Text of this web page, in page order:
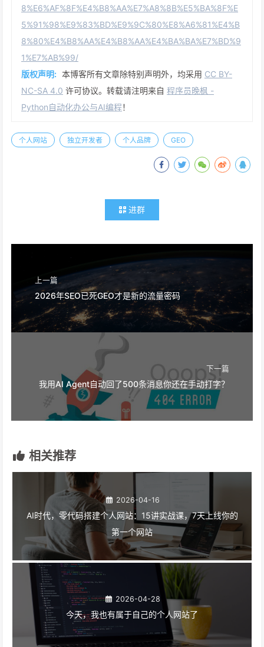
8%E6%AF%8F%E4%B8%AA%E7%A8%8B%E5%BA%8F%E
5%91%98%E9%83%BD%E9%9C%80%E8%A6%81%E4%B
8%80%E4%B8%AA%E4%B8%AA%E4%BA%BA%E7%BD%9
1%E7%AB%99/
版权声明: 本博客所有文章除特别声明外，均采用 CC BY-
NC-SA 4.0 许可协议。转载请注明来自 程序员晚枫 -
Python自动化办公与AI编程！
个人网站 独立开发者 个人品牌 GEO
进群
上一篇
2026年SEO已死GEO才是新的流量密码
下一篇
我用AI Agent自动回了500条消息你还在手动打字？
相关推荐
2026-04-16
AI时代，零代码搭建个人网站：15讲实战课，7天上线你的
第一个网站
2026-04-28
今天，我也有属于自己的个人网站了